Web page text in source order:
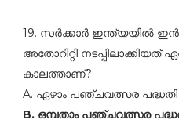
19. സര്‍ക്കാര്‍ ഇന്ത്യയില്‍
അതോറിറ്റി
കാലത്താണ്‌?
A. ഏഴാം പഞ്ചവത്സര പദ്ധതി
B. ഒമ്പതാം പഞ്ചവത്സര